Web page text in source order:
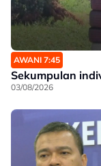
AWANI 7:45
Sekumpulan
03/08/2026